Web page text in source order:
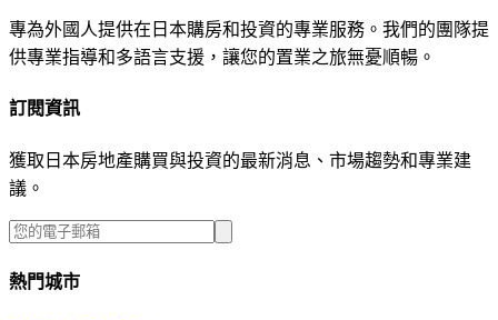
專為外國人提供在日本購房和投資的專業服務。我們的團隊提
供專業指導和多語言支援，讓您的置業之旅無憂順暢。
訂閱資訊
獲取日本房地產購買與投資的最新消息、市場趨勢和專業建
議。
熱門城市